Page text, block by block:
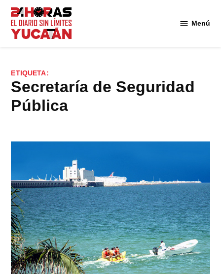
Saltar
contenido
Menú
ETIQUETA:
Secretaría de Seguridad
Pública